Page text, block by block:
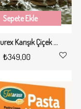
Faber Naturex Karışık Çiçek Kokulu 400ml*2li Set
₺349,00
Sepete Ekle